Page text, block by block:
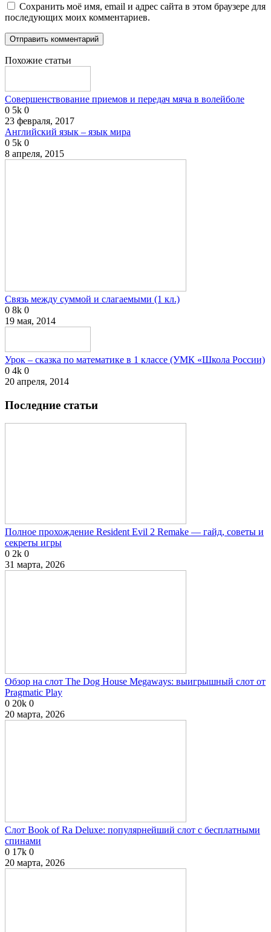
Сохранить моё имя, email и адрес сайта в этом браузере для
последующих моих комментариев.
Похожие статьи
Совершенствование приемов и передач мяча в волейболе
0 5k 0
23 февраля, 2017
Английский язык – язык мира
0 5k 0
8 апреля, 2015
Связь между суммой и слагаемыми (1 кл.)
0 8k 0
19 мая, 2014
Урок – сказка по математике в 1 классе (УМК «Школа России)
0 4k 0
20 апреля, 2014
Последние статьи
Полное прохождение Resident Evil 2 Remake — гайд, советы и
секреты игры
0 2k 0
31 марта, 2026
Обзор на слот The Dog House Megaways: выигрышный слот от
Pragmatic Play
0 20k 0
20 марта, 2026
Слот Book of Ra Deluxe: популярнейший слот с бесплатными
спинами
0 17k 0
20 марта, 2026